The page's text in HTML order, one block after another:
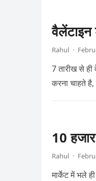
Rahul ·
7 तारीख से
करना चाहते है,
10
Rahul ·
मार्केट में भले